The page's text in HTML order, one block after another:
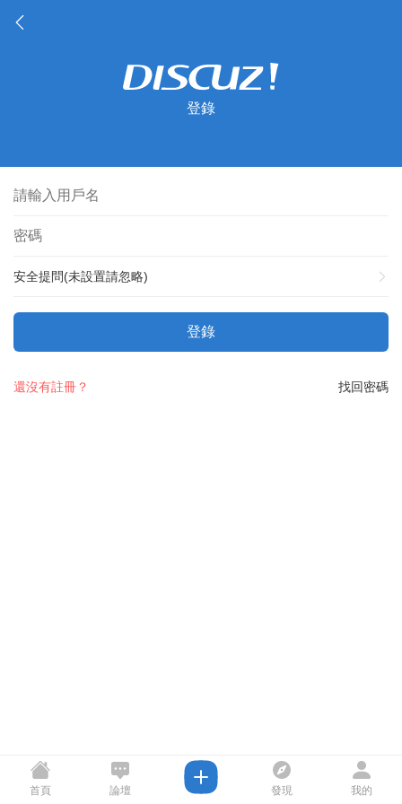
登錄
安全提問(未設置請忽略)
登錄
找回密碼
還沒有註冊？
首頁 論壇 發現 我的